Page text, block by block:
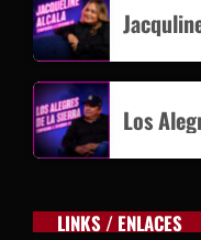
Los
LINKS / ENLACES